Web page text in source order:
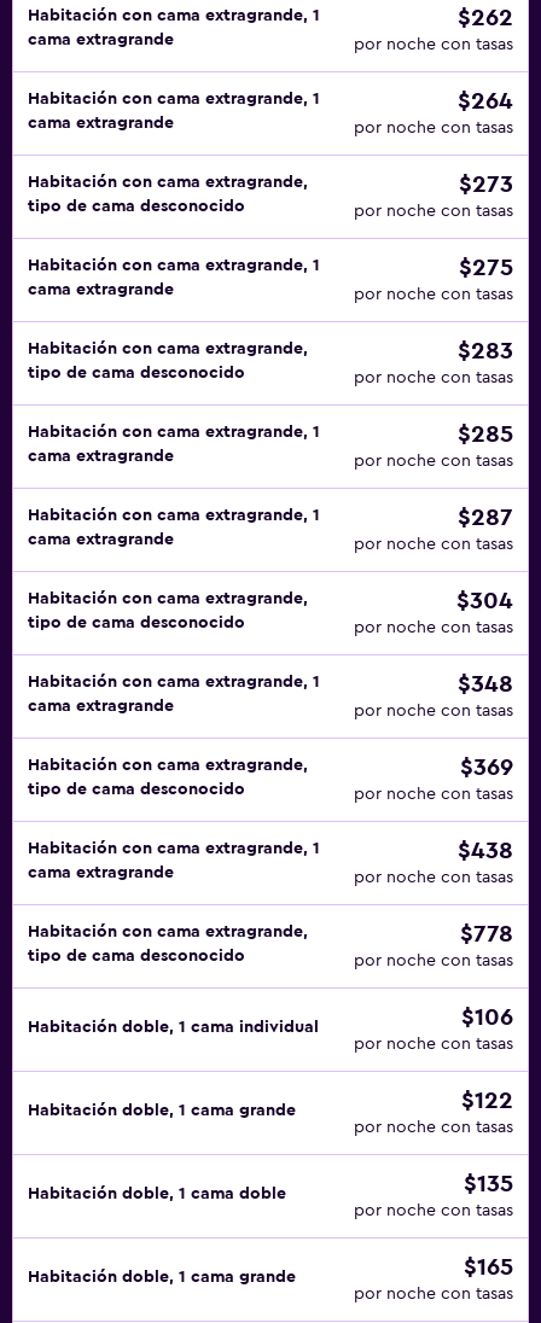
Habitación con cama extragrande, 1
cama extragrande
$262
por noche con tasas
Habitación con cama extragrande, 1
cama extragrande
$264
por noche con tasas
Habitación con cama extragrande,
tipo de cama desconocido
$273
por noche con tasas
Habitación con cama extragrande, 1
cama extragrande
$275
por noche con tasas
Habitación con cama extragrande,
tipo de cama desconocido
$283
por noche con tasas
Habitación con cama extragrande, 1
cama extragrande
$285
por noche con tasas
Habitación con cama extragrande, 1
cama extragrande
$287
por noche con tasas
Habitación con cama extragrande,
tipo de cama desconocido
$304
por noche con tasas
Habitación con cama extragrande, 1
cama extragrande
$348
por noche con tasas
Habitación con cama extragrande,
tipo de cama desconocido
$369
por noche con tasas
Habitación con cama extragrande, 1
cama extragrande
$438
por noche con tasas
Habitación con cama extragrande,
tipo de cama desconocido
$778
por noche con tasas
Habitación doble, 1 cama individual $106
por noche con tasas
Habitación doble, 1 cama grande $122
por noche con tasas
Habitación doble, 1 cama doble $135
por noche con tasas
Habitación doble, 1 cama grande $165
por noche con tasas